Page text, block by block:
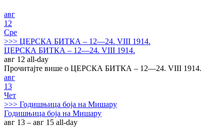
авг
12
Сре
>>> ЦЕРСКА БИТКА – 12—24. VIII 1914.
ЦЕРСКА БИТКА – 12—24. VIII 1914.
авг 12 all-day
Прочитајте више о ЦЕРСКА БИТКА – 12—24. VIII 1914.
авг
13
Чет
>>> Годишњица боја на Мишару
Годишњица боја на Мишару
авг 13 – авг 15 all-day